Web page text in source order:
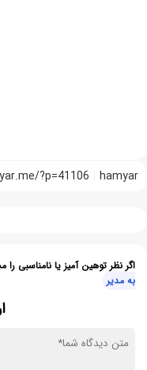
hamyar
?p=41106
اگر نظر توهین آمیز یا نامناسبی
به مدیر